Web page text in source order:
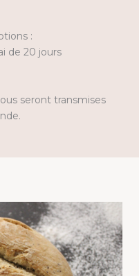
:
de 20 jours
seront transmises